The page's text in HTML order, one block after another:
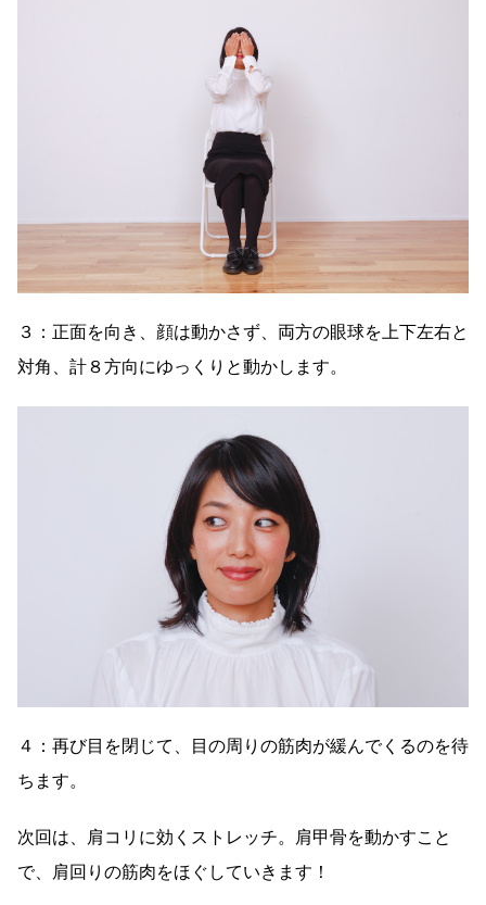
３：正面を向き、顔は動かさず、両方の眼球を上下左右と
対角、計８方向にゆっくりと動かします。
４：再び目を閉じて、目の周りの筋肉が緩んでくるのを待
ちます。
次回は、肩コリに効くストレッチ。肩甲骨を動かすこと
で、肩回りの筋肉をほぐしていきます！